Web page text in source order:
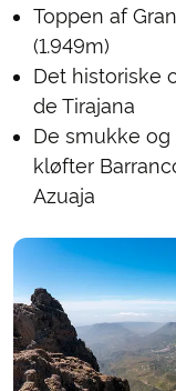
Toppen af
(1.949m)
Det historiske
de Tirajana
De smukke
kløfter
Azuaja